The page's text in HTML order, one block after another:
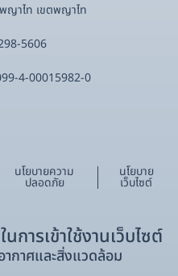
ญาไท เขตพญาไท
5606
4-00015982-0
นโยบายความ
ปลอดภัย
นโยบาย
เว็บไซต์
การเข้าใช้งานเว็บไซต์
กาศและสิ่งแวดล้อม